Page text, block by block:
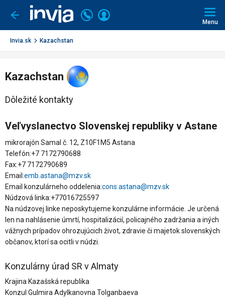
Ísť
späť
Volajte
+421
2
Prihlásiť
Menu
Invia.sk Kazachstan
Kazachstan
Dôležité kontakty
Veľvyslanectvo Slovenskej republiky v Astane
mikrorajón Samal č. 12, Z10F1M5 Astana
Telefón:+7 7172790688
Fax:+7 7172790689
Email:emb.astana@mzv.sk
Email konzulárneho oddelenia:cons.astana@mzv.sk
Núdzová linka:+77016725597
Na núdzovej linke neposkytujeme konzulárne informácie. Je určená
len na nahlásenie úmrtí, hospitalizácií, policajného zadržania a iných
vážnych prípadov ohrozujúcich život, zdravie či majetok slovenských
občanov, ktorí sa ocitli v núdzi.
Konzulárny úrad SR v Almaty
Krajina Kazašská republika
Konzul Gulmira Adylkanovna Tolganbaeva